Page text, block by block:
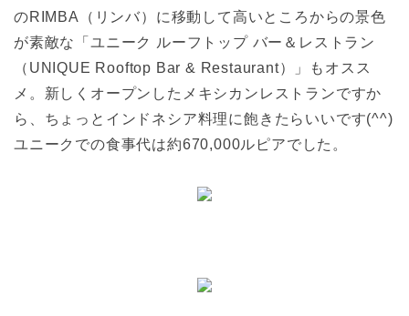
のRIMBA（リンバ）に移動して高いところからの景色
が素敵な「ユニーク ルーフトップ バー＆レストラン
（UNIQUE Rooftop Bar & Restaurant）」もオスス
メ。新しくオープンしたメキシカンレストランですか
ら、ちょっとインドネシア料理に飽きたらいいです(^^)
ユニークでの食事代は約670,000ルピアでした。